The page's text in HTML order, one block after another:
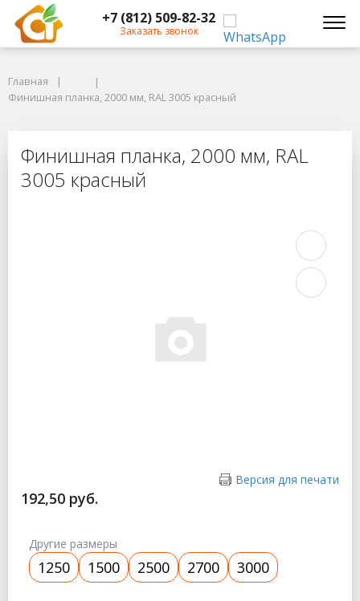
+7 (812) 509-82-32
Заказать звонок
Финишная планка, 2000 мм, RAL 3005 красный
Финишная планка, 2000 мм, RAL
Главная
Финишная планка, 2000 мм, RAL 3005 красный
Финишная планка, 2000 мм, RAL
3005 красный
Версия для печати
192,50 руб.
Другие размеры
1250 1500 2500 2700 3000